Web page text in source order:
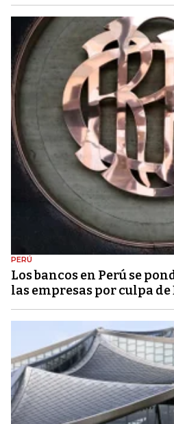
PERÚ
Los bancos en Perú se
las empresas por culpa de